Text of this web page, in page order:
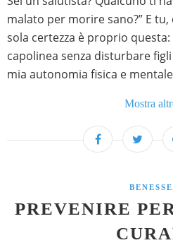
malato per morire sano?” E
sola certezza è proprio
capolinea senza disturbare
mia autonomia fisica e
Mostra
PREVENIRE